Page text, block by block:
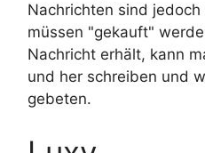
Nachrichten sind
müssen "gekauft"
Nachricht erhält, kann
und her schreiben und
gebeten.